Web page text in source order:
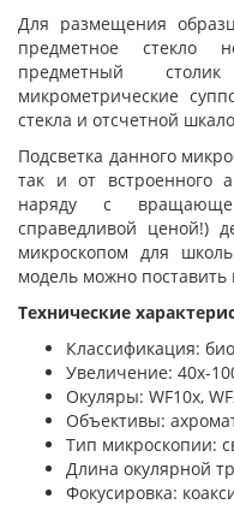
Для размещения
предметное стекло
предметный
микрометрические
стекла и отсчетной
Подсветка данного
так и от встроенного
наряду с
справедливой ценой!)
микроскопом для
модель можно
Технические
Классификация:
Увеличение: 40x-
Окуляры: WF10x,
Объективы:
Тип микроскопии:
Длина окулярной
Фокусировка: